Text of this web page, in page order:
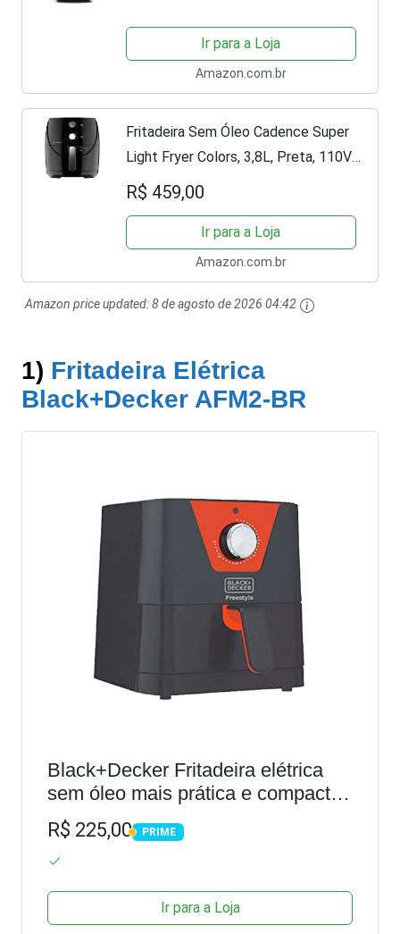
Ir para a Loja
Amazon.com.br
Fritadeira Sem Óleo Cadence Super
Light Fryer Colors, 3,8L, Preta, 110V,
FRT555
R$ 459,00
Ir para a Loja
Amazon.com.br
Amazon price updated:8 de agosto de 2026 04:42
1) Fritadeira Elétrica
Black+Decker AFM2-BR
Black+Decker Fritadeira elétrica
sem óleo mais prática e compacta
700W 127V AFM2, AFM2-BR
R$ 225,00 PRIME
PRIME
Ir para a Loja